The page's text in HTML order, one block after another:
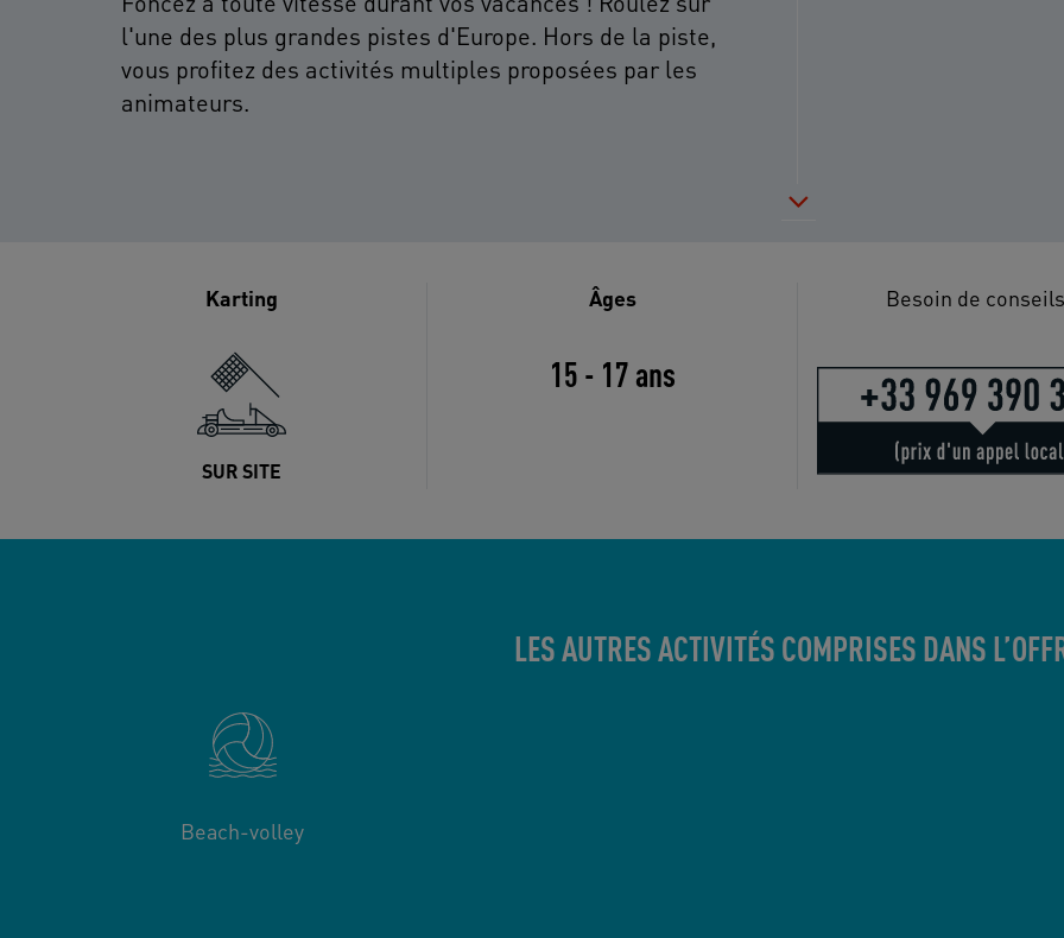
l'une des plus grandes pistes d'Europe. Hors de la piste,
vous profitez des activités multiples proposées par les
animateurs.
Karting
SUR SITE
Âges
15 - 17 ans
Besoin de
LES AUTRES ACTIVITÉS COMPRISES DANS
Beach-volley